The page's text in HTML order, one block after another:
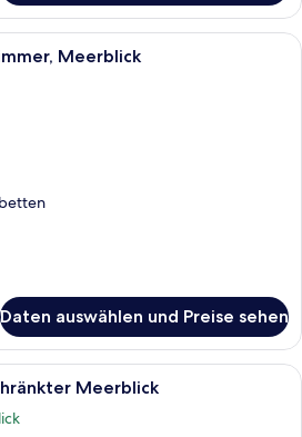
Ein modernes Wohnzimmer mit
Meerblick
Daten auswählen und Preise sehen
Ein modernes Schlafzimmer mit
Meerblick